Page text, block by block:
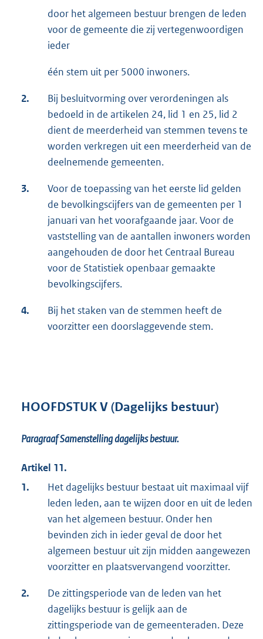
door het algemeen bestuur brengen de leden
voor de gemeente die zij vertegenwoordigen
ieder
één stem uit per 5000 inwoners.
2.
Bij besluitvorming over verordeningen als
bedoeld in de artikelen 24, lid 1 en 25, lid 2
dient de meerderheid van stemmen tevens te
worden verkregen uit een meerderheid van de
deelnemende gemeenten.
3.
Voor de toepassing van het eerste lid gelden
de bevolkingscijfers van de gemeenten per 1
januari van het voorafgaande jaar. Voor de
vaststelling van de aantallen inwoners worden
aangehouden de door het Centraal Bureau
voor de Statistiek openbaar gemaakte
bevolkingscijfers.
4.
Bij het staken van de stemmen heeft de
voorzitter een doorslaggevende stem.
HOOFDSTUK V (Dagelijks bestuur)
Paragraaf Samenstelling dagelijks bestuur.
Artikel 11.
1.
Het dagelijks bestuur bestaat uit maximaal vijf
leden leden, aan te wijzen door en uit de leden
van het algemeen bestuur. Onder hen
bevinden zich in ieder geval de door het
algemeen bestuur uit zijn midden aangewezen
voorzitter en plaatsvervangend voorzitter.
2.
De zittingsperiode van de leden van het
dagelijks bestuur is gelijk aan de
zittingsperiode van de gemeenteraden. Deze